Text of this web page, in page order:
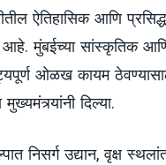
ऐतिहासिक आणि
मुंबईच्या सांस्कृतिक आणि
ओळख कायम
दिल्या.
निसर्ग उद्यान, वृक्ष